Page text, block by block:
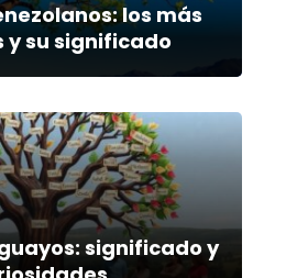
los más
y su significado
significado y